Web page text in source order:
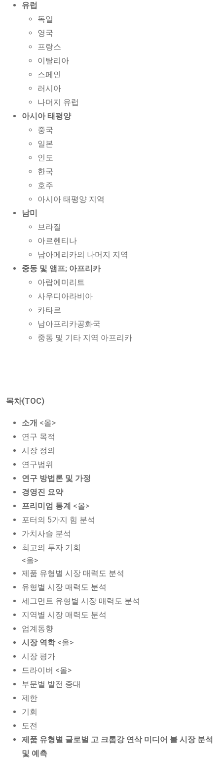
유럽
독일
영국
프랑스
이탈리아
스페인
러시아
나머지 유럽
아시아 태평양
중국
일본
인도
한국
호주
아시아 태평양 지역
남미
브라질
아르헨티나
남아메리카의 나머지 지역
중동 및 앰프; 아프리카
아랍에미리트
사우디아라비아
카타르
남아프리카공화국
중동 및 기타 지역 아프리카
목차(TOC)
소개 <올>
연구 목적
시장 정의
연구범위
연구 방법론 및 가정
경영진 요약
프리미엄 통계 <올>
포터의 5가지 힘 분석
가치사슬 분석
최고의 투자 기회
<올>
제품 유형별 시장 매력도 분석
유형별 시장 매력도 분석
세그먼트 유형별 시장 매력도 분석
지역별 시장 매력도 분석
업계동향
시장 역학<올>
시장 평가
드라이버 <올>
부문별 발전 증대
제한
기회
도전
제품 유형별 글로벌 고 크롬강 연삭 미디어 볼 시장 분석
및 예측